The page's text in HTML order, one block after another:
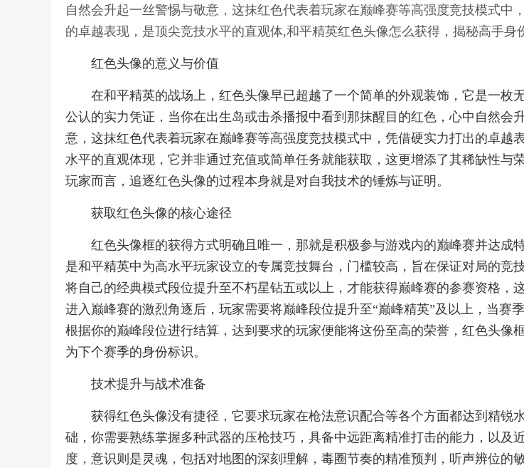
自然会升起一丝警惕与敬意，这抹红色代表着玩家在巅峰赛等高强度竞技模式中
的卓越表现，是顶尖竞技水平的直观体,和平精英红色头像怎么获得，揭秘高手身
红色头像的意义与价值
在和平精英的战场上，红色头像早已超越了一个简单的外观装饰，它是一枚
公认的实力凭证，当你在出生岛或击杀播报中看到那抹醒目的红色，心中自然会
意，这抹红色代表着玩家在巅峰赛等高强度竞技模式中，凭借硬实力打出的卓越
水平的直观体现，它并非通过充值或简单任务就能获取，这更增添了其稀缺性与
玩家而言，追逐红色头像的过程本身就是对自我技术的锤炼与证明。
获取红色头像的核心途径
红色头像框的获得方式明确且唯一，那就是积极参与游戏内的巅峰赛并达成
是和平精英中为高水平玩家设立的专属竞技舞台，门槛较高，旨在保证对局的竞
将自己的经典模式段位提升至不朽星钻五或以上，才能获得巅峰赛的参赛资格，
进入巅峰赛的激烈角逐后，玩家需要将巅峰段位提升至“巅峰精英”及以上，当赛
根据你的巅峰段位进行结算，达到要求的玩家便能将这份至高的荣誉，红色头像
为下个赛季的身份标识。
技术提升与战术准备
获得红色头像没有捷径，它要求玩家在枪法意识配合等各个方面都达到精锐
础，你需要熟练掌握多种武器的压枪技巧，具备中远距离精准打击的能力，以及
度，意识则是灵魂，包括对地图的深刻理解，毒圈节奏的精准预判，听声辨位的